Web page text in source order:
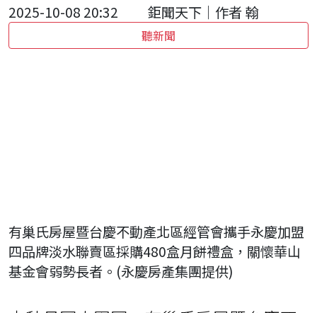
2025-10-08 20:32 鉅聞天下｜作者 翰
聽新聞
有巢氏房屋暨台慶不動產北區經管會攜手永慶加盟
四品牌淡水聯賣區採購480盒月餅禮盒，關懷華山
基金會弱勢長者。(永慶房產集團提供)